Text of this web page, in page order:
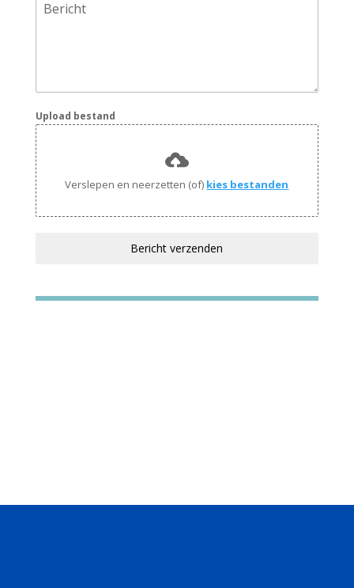
Bericht
Upload bestand
Verslepen en neerzetten (of) kies bestanden
Bericht verzenden